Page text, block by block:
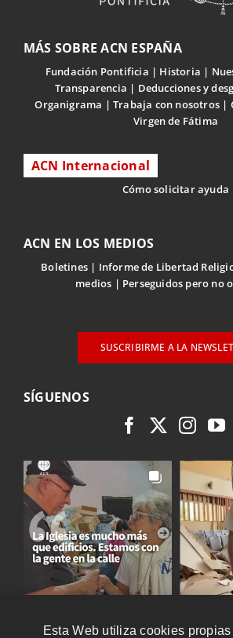
MÁS SOBRE ACN ESPAÑA
Fundación Pontificia Historia
Transparencia
Deducciones y
Organigrama
Trabaja con nosotros
Virgen de Fátima
ACN Internacional
Cómo solicitar ayuda
ACN EN LOS MEDIOS
Boletines Informe de Libertad
medios
Perseguidos pero no
SUSCRIBIRME A LA
SÍGUENOS
Esta Web utiliza cookies